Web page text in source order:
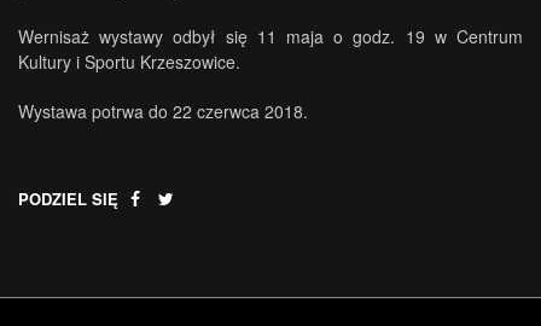
Wernisaż wystawy odbył się 11 maja o godz. 19 w Centrum
Kultury i Sportu Krzeszowice.
Wystawa potrwa do 22 czerwca 2018.
PODZIEL SIĘ